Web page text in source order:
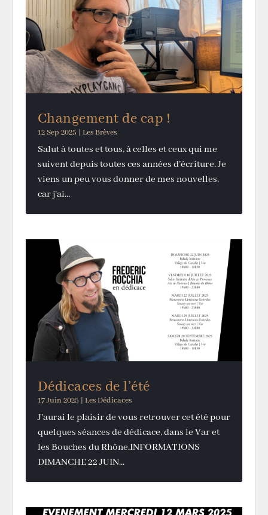
Changement de cap !
12 Sep 2025 | Les Brèves
Salut à toutes et tous, à celles et ceux qui me
suivent depuis toutes ces années d’écriture. Je
viens un peu vous donner de mes nouvelles,
car j’ai...
Dédicaces de l’été
17 Juin 2025 | Les Dédicaces
J'aurai le plaisir de vous retrouver cet été pour
quelques séances de dédicace, dans le Var et
les Bouches du Rhône.INFORMATIONS
DIMANCHE 22 JUIN...